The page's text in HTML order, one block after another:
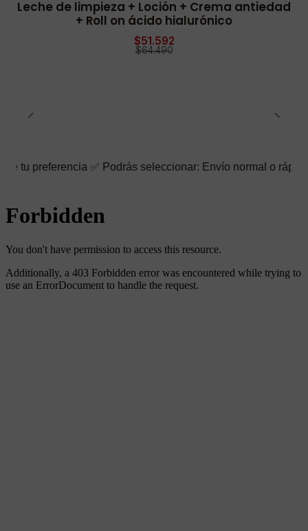
-20% OFF
Leche de limpieza + Loción + Crema antiedad
+ Roll on ácido hialurónico
$51.592
$64.490
✅ Podrás seleccionar: Envío normal o rápido ☑️